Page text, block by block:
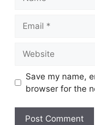
Save my name,
browser for the